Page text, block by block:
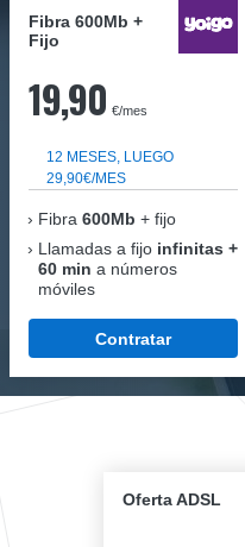
Fibra 600Mb +
Fijo
19,90 €/mes
12 MESES, LUEGO
29,90€/MES
Fibra 600Mb + fijo
Llamadas a fijo infinitas +
60 min a números
móviles
Contratar
Oferta ADSL